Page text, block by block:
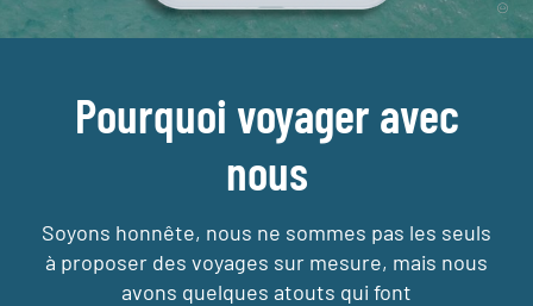
Pourquoi voyager avec
nous
Soyons honnête, nous ne sommes pas les seuls
à proposer des voyages sur mesure, mais nous
avons quelques atouts qui font